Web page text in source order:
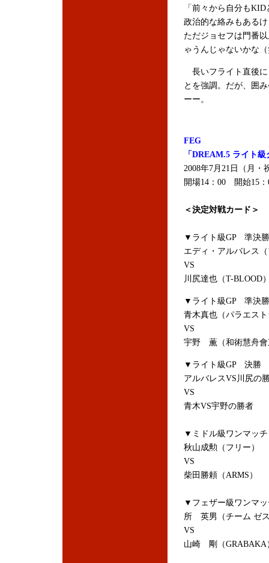
「前々から自分も
政治的な絡みもある
ただジョセフは門番
ゃうんじゃないかな
長いフライト直後に
とを強調。だが、囲
ーー。
FEG
「DREAM.5 ライト
2008年7月21日（月・
開場14：00 開始15：
＜決定対戦カード＞
▼ライト級GP 準決勝
エディ・アルバレス
VS
川尻達也（T-BLOOD
▼ライト級GP 準決勝
青木真也（パラエス
VS
宇野 薫（和術慧舟會
▼ライト級GP 決勝
アルバレスVS川尻の
VS
青木VS宇野の勝者
▼ミドル級ワンマッチ
秋山成勲（フリー）
VS
柴田勝頼（ARMS）
▼フェザー級ワンマ
所 英男（チーム ゼ
VS
山崎 剛（GRABAKA